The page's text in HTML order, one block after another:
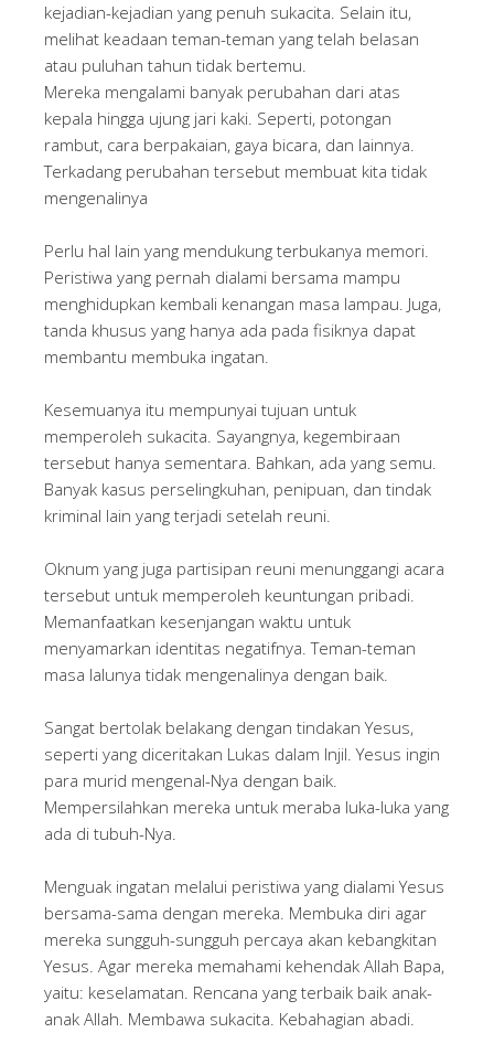
kejadian-kejadian yang penuh sukacita. Selain itu,
melihat keadaan teman-teman yang telah belasan
atau puluhan tahun tidak bertemu.
Mereka mengalami banyak perubahan dari atas
kepala hingga ujung jari kaki. Seperti, potongan
rambut, cara berpakaian, gaya bicara, dan lainnya.
Terkadang perubahan tersebut membuat kita tidak
mengenalinya
Perlu hal lain yang mendukung terbukanya memori.
Peristiwa yang pernah dialami bersama mampu
menghidupkan kembali kenangan masa lampau. Juga,
tanda khusus yang hanya ada pada fisiknya dapat
membantu membuka ingatan.
Kesemuanya itu mempunyai tujuan untuk
memperoleh sukacita. Sayangnya, kegembiraan
tersebut hanya sementara. Bahkan, ada yang semu.
Banyak kasus perselingkuhan, penipuan, dan tindak
kriminal lain yang terjadi setelah reuni.
Oknum yang juga partisipan reuni menunggangi acara
tersebut untuk memperoleh keuntungan pribadi.
Memanfaatkan kesenjangan waktu untuk
menyamarkan identitas negatifnya. Teman-teman
masa lalunya tidak mengenalinya dengan baik.
Sangat bertolak belakang dengan tindakan Yesus,
seperti yang diceritakan Lukas dalam Injil. Yesus ingin
para murid mengenal-Nya dengan baik.
Mempersilahkan mereka untuk meraba luka-luka yang
ada di tubuh-Nya.
Menguak ingatan melalui peristiwa yang dialami Yesus
bersama-sama dengan mereka. Membuka diri agar
mereka sungguh-sungguh percaya akan kebangkitan
Yesus. Agar mereka memahami kehendak Allah Bapa,
yaitu: keselamatan. Rencana yang terbaik baik anak-
anak Allah. Membawa sukacita. Kebahagian abadi.